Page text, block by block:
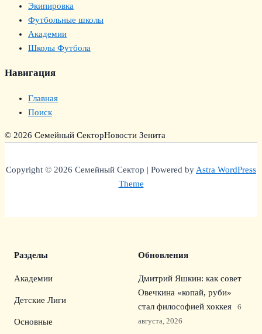
Экипировка
Футбольные школы
Академии
Школы Футбола
Навигация
Главная
Поиск
© 2026 Семейный СекторНовости Зенита
Copyright © 2026 Семейный Сектор | Powered byAstra WordPress
Theme
Разделы
Академии
Детские Лиги
Основные
Обновления
Дмитрий Яшкин: как совет
Овечкина «копай, руби»
стал философией хоккея
6
августа, 2026